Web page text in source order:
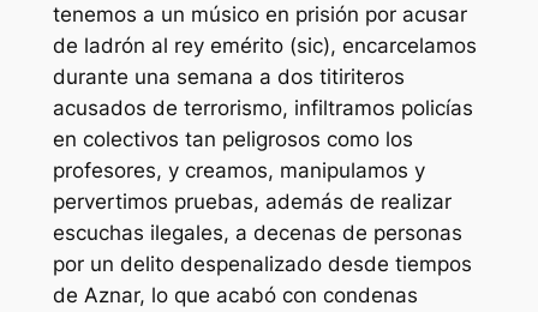
tenemos a un músico en prisión por acusar
de ladrón al rey emérito (sic), encarcelamos
durante una semana a dos titiriteros
acusados de terrorismo, infiltramos policías
en colectivos tan peligrosos como los
profesores, y creamos, manipulamos y
pervertimos pruebas, además de realizar
escuchas ilegales, a decenas de personas
por un delito despenalizado desde tiempos
de Aznar, lo que acabó con condenas